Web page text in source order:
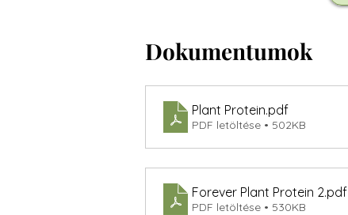
Dokumentumok
Plant Protein.pdf
PDF letöltése • 502KB
Forever Plant Protein 2.pdf
PDF letöltése • 530KB